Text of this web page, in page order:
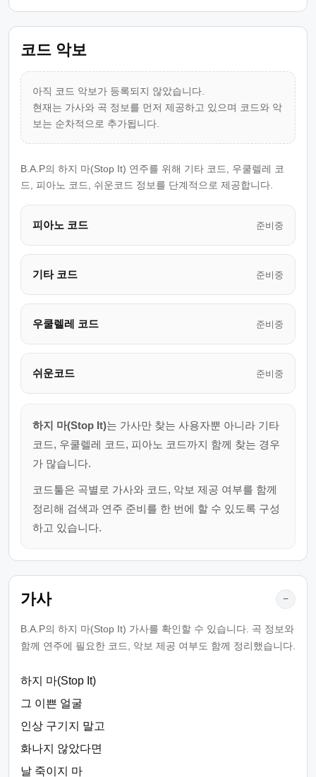
코드 악보
아직 코드 악보가 등록되지 않았습니다.
현재는 가사와 곡 정보를 먼저 제공하고 있으며 코드와 악
보는 순차적으로 추가됩니다.
B.A.P의 하지 마(Stop It) 연주를 위해 기타 코드, 우쿨렐레 코
드, 피아노 코드, 쉬운코드 정보를 단계적으로 제공합니다.
피아노 코드 준비중
기타 코드 준비중
우쿨렐레 코드 준비중
쉬운코드 준비중
하지 마(Stop It)는 가사만 찾는 사용자뿐 아니라 기타
코드, 우쿨렐레 코드, 피아노 코드까지 함께 찾는 경우
가 많습니다.
코드툴은 곡별로 가사와 코드, 악보 제공 여부를 함께
정리해 검색과 연주 준비를 한 번에 할 수 있도록 구성
하고 있습니다.
가사 −
B.A.P의 하지 마(Stop It) 가사를 확인할 수 있습니다. 곡 정보와
함께 연주에 필요한 코드, 악보 제공 여부도 함께 정리했습니다.
하지 마(Stop It)
그 이쁜 얼굴
인상 구기지 말고
화나지 않았다면
날 죽이지 마